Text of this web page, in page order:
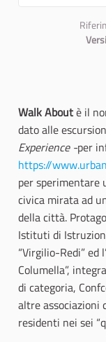
Walk Aboutè il
dato alle
Experience -per
https://
per sperimentare
civica mirata ad
della città.
Istituti di
“Virgilio-Redi” ed
Columella”,
di categoria,
altre
residenti nei sei